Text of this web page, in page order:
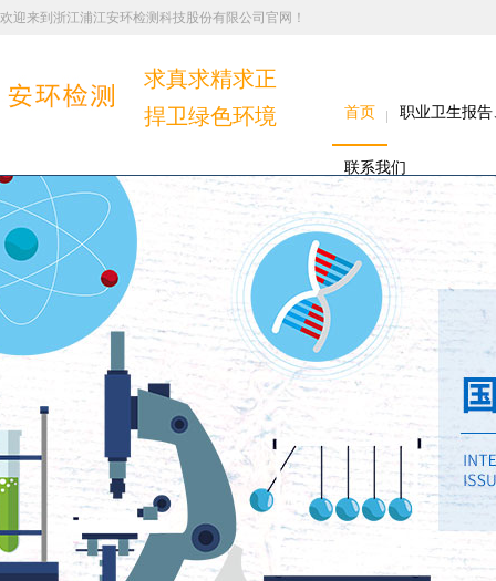
欢迎来到浙江浦江安环检测科技股份有限公司官网！
求真求精求正
捍卫绿色环境
首页 职业卫生报
联系我们